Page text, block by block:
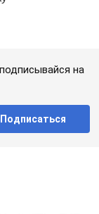
на
Подписаться